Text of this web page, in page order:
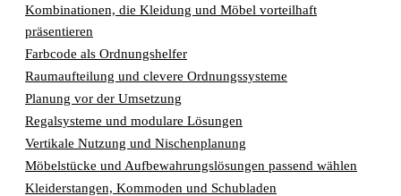
Kombinationen, die Kleidung und Möbel vorteilhaft
präsentieren
Farbcode als Ordnungshelfer
Raumaufteilung und clevere Ordnungssysteme
Planung vor der Umsetzung
Regalsysteme und modulare Lösungen
Vertikale Nutzung und Nischenplanung
Möbelstücke und Aufbewahrungslösungen passend wählen
Kleiderstangen, Kommoden und Schubladen